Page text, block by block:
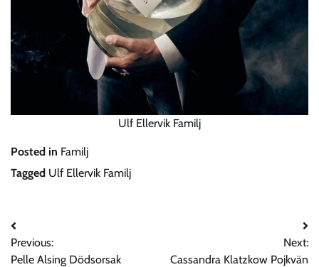
Ulf Ellervik Familj
Posted in Familj
Tagged Ulf Ellervik Familj
Post
navigation
Previous:
Pelle Alsing Dödsorsak
Next:
Cassandra Klatzkow Pojkvän